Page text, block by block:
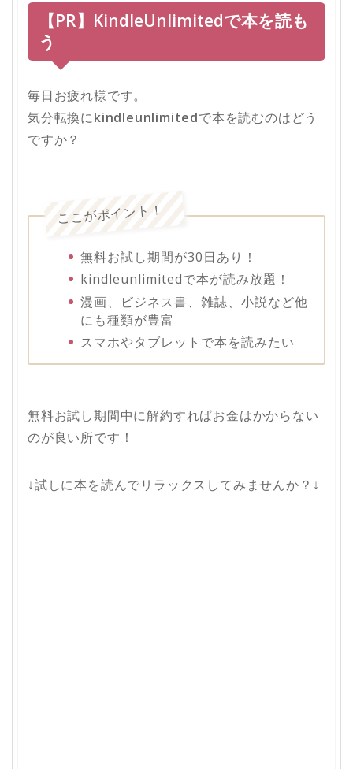
【PR】KindleUnlimitedで本を読も
う
毎日お疲れ様です。
気分転換にkindleunlimitedで本を読むのはどう
ですか？
ここがポイント！
無料お試し期間が30日あり！
kindleunlimitedで本が読み放題！
漫画、ビジネス書、雑誌、小説など他
にも種類が豊富
スマホやタブレットで本を読みたい
無料お試し期間中に解約すればお金はかからない
のが良い所です！
↓試しに本を読んでリラックスしてみませんか？↓